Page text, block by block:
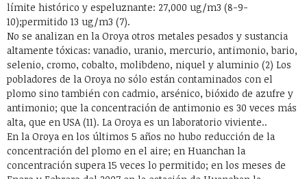
límite histórico y espeluznante: 27,000 ug/m3 (8-9-
10);permitido 13 ug/m3 (7).
No se analizan en la Oroya otros metales pesados y sustancia
altamente tóxicas: vanadio, uranio, mercurio, antimonio, bario,
selenio, cromo, cobalto, molibdeno, niquel y aluminio (2) Los
pobladores de la Oroya no sólo están contaminados con el
plomo sino también con cadmio, arsénico, bióxido de azufre y
antimonio; que la concentración de antimonio es 30 veces más
alta, que en USA (11). La Oroya es un laboratorio viviente..
En la Oroya en los últimos 5 años no hubo reducción de la
concentración del plomo en el aire; en Huanchan la
concentración supera 15 veces lo permitido; en los meses de